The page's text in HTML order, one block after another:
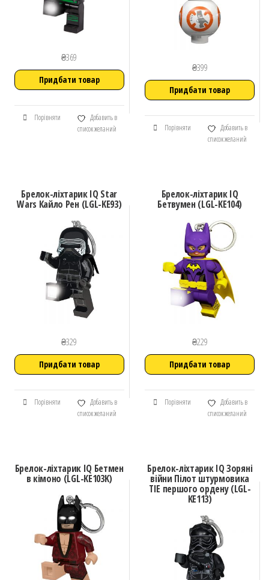
₴369
Придбати товар
Порівняти
Добавить в
список желаний
₴399
Придбати товар
Порівняти
Добавить в
список желаний
Брелок-ліхтарик IQ Star
Wars Кайло Рен (LGL-KE93)
₴329
Придбати товар
Порівняти
Добавить в
список желаний
Брелок-ліхтарик IQ
Бетвумен (LGL-KE104)
₴229
Придбати товар
Порівняти
Добавить в
список желаний
Брелок-ліхтарик IQ Бетмен
в кімоно (LGL-KE103K)
Брелок-ліхтарик IQ Зоряні
війни Пілот штурмовика
TIE першого ордену (LGL-
KE113)